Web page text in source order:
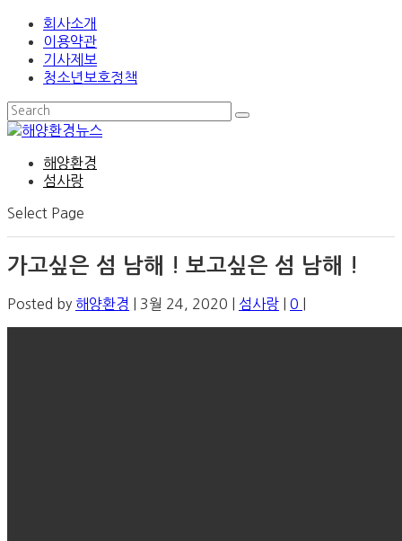
회사소개
이용약관
기사제보
청소년보호정책
해양환경
섬사랑
Select Page
가고싶은 섬 남해 ! 보고싶은 섬 남해 !
Posted by 해양환경 3월 24, 2020 섬사랑 0